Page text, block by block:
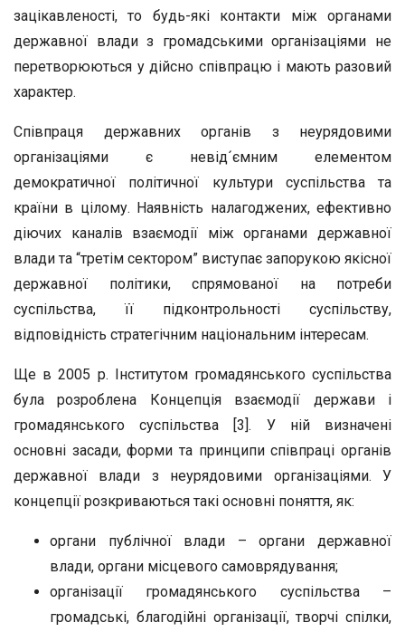
зацікавленості, то будь-які контакти між органами
державної влади з громадськими організаціями не
перетворюються у дійсно співпрацю і мають разовий
характер.
Співпраця державних органів з неурядовими
організаціями є невід´ємним елементом
демократичної політичної культури суспільства та
країни в цілому. Наявність налагоджених, ефективно
діючих каналів взаємодії між органами державної
влади та “третім сектором” виступає запорукою якісної
державної політики, спрямованої на потреби
суспільства, її підконтрольності суспільству,
відповідність стратегічним національним інтересам.
Ще в 2005 р. Інститутом громадянського суспільства
була розроблена Концепція взаємодії держави і
громадянського суспільства [3]. У ній визначені
основні засади, форми та принципи співпраці органів
державної влади з неурядовими організаціями. У
концепції розкриваються такі основні поняття, як:
органи публічної влади – органи державної
влади, органи місцевого самоврядування;
організації громадянського суспільства –
громадські, благодійні організації, творчі спілки,